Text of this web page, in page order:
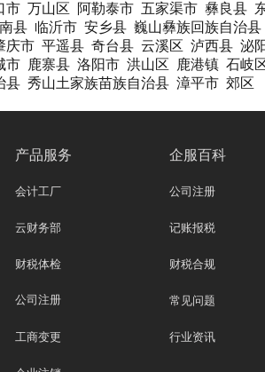
市 万山区 阿勒泰市 五家渠市 彝良县
县 临沂市 安乡县 巍山彝族回族自治县
庆市 平遥县 奇台县 云溪区 泸西县 泌
市 鹿寨县 洛阳市 洪山区 鹿港镇 石岐
县 秀山土家族苗族自治县 漳平市 郊区
产品服务
会计工厂
云财务部
财税体检
公司注册
工商变更
企服百科
公司注册
记账报税
财税合规
常见问题
行业资讯